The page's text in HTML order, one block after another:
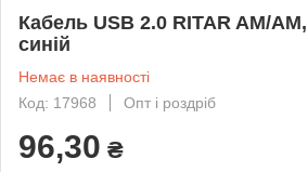
Кабель USB 2.0 RITAR AM/
синій
Немає в наявності
Код: 17968
Опт і роздріб
96,30 ₴